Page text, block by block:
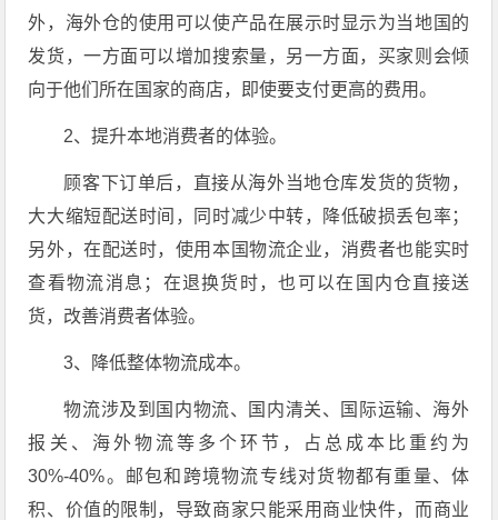
外，海外仓的使用可以使产品在展示时显示为当地国的
发货，一方面可以增加搜索量，另一方面，买家则会倾
向于他们所在国家的商店，即使要支付更高的费用。
2、提升本地消费者的体验。
顾客下订单后，直接从海外当地仓库发货的货物，
大大缩短配送时间，同时减少中转，降低破损丢包率；
另外，在配送时，使用本国物流企业，消费者也能实时
查看物流消息；在退换货时，也可以在国内仓直接送
货，改善消费者体验。
3、降低整体物流成本。
物流涉及到国内物流、国内清关、国际运输、海外
报关、海外物流等多个环节，占总成本比重约为
30%-40%。邮包和跨境物流专线对货物都有重量、体
积、价值的限制，导致商家只能采用商业快件，而商业